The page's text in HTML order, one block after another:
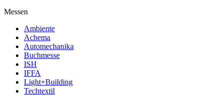
Messen
Ambiente
Achema
Automechanika
Buchmesse
ISH
IFFA
Light+Building
Techtextil